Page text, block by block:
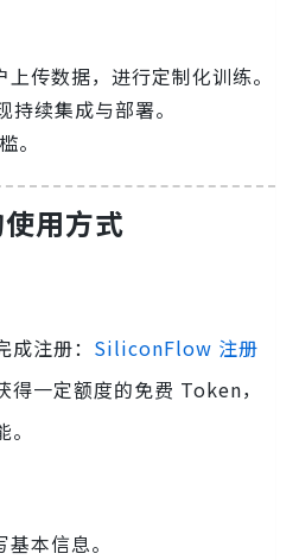
上传数据，进行定制化训练。
持续集成与部署。
。
用方式
注册： SiliconFlow 注册
得一定额度的免费 Token，
本信息。